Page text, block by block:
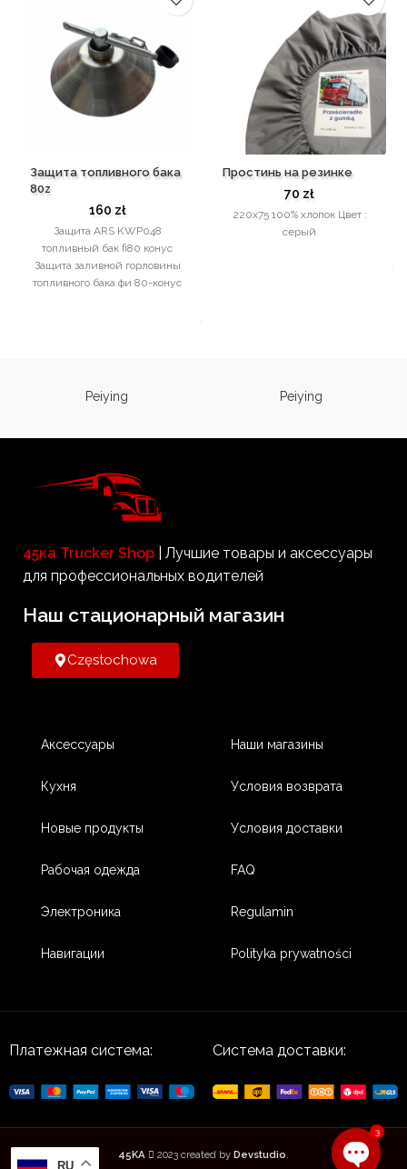
Защита топливного бака
80z
160 zł
Защита ARS KWP048
топливный бак fi80 конус
Защита заливной горловины
топливного бака фи 80-конус
самым предотвращает кражу
механического
надевании. Защита просто
ставится на заливные
горловины топливных баков с
пробкой диаметром 80 мм.
Простинь на резинке
70 zł
220х75 100% хлопок Цвет :
серый
Peiying Peiying
45ка Trucker Shop | Лучшие товары и аксессуары
для профессиональных водителей
Наш стационарный магазин​
Częstochowa
Аксессуары
Кухня
Новые продукты
Рабочая одежда
Электроника
Навигации
Наши магазины
Условия возврата
Условия доставки
FAQ
Regulamin
Polityka prywatności
Платежная система: Система доставки:
45KA 2023 created by Devstudio.
RU
3